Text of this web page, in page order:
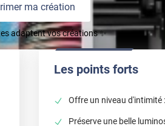
ma création
adaptent vos créations ✨
Les points forts
Offre un niveau d'intimité
Préserve une belle